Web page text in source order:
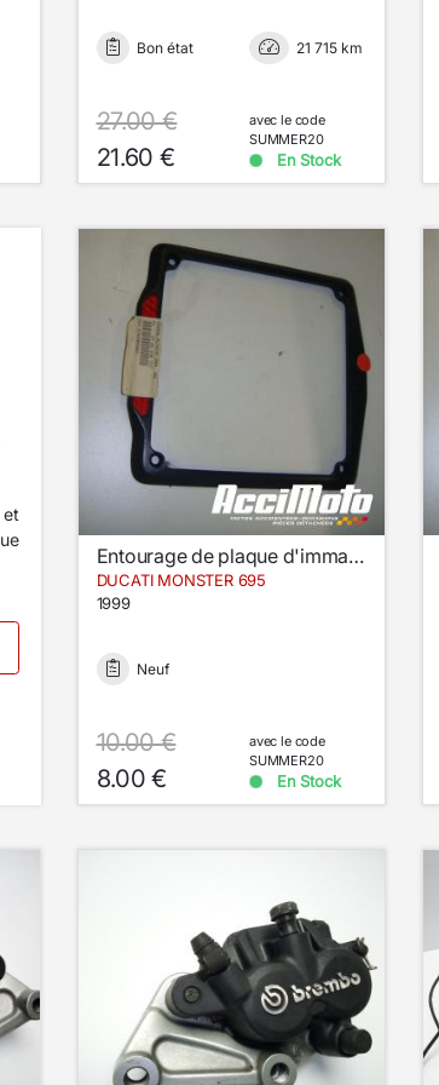
Bon état 21 715 km
27.00 €
21.60 €
avec le code
SUMMER20
En Stock
Entourage de plaque d'immatriculation
DUCATI MONSTER 695
1999
Neuf
10.00 €
8.00 €
avec le code
SUMMER20
En Stock